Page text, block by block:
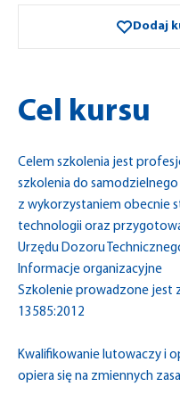
Dodaj
Cel kursu
Celem szkolenia jest
szkolenia do
z wykorzystaniem obecnie
technologii oraz
Urzędu Dozoru
Informacje organizacyjne
Szkolenie prowadzone jest
13585:2012
Kwalifikowanie lutowaczy i
opiera się na zmiennych